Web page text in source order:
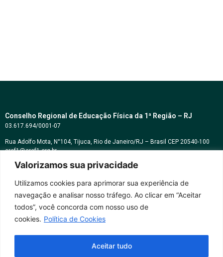
Valorizamos sua privacidade
Utilizamos cookies para aprimorar sua experiência de
navegação e analisar nosso tráfego. Ao clicar em “Aceitar
todos”, você concorda com nosso uso de
cookies. Política de Cookies
Aceitar tudo
Conselho Regional de Educação Física da 1ª Região – RJ
03.617.694/0001-07
Rua Adolfo Mota, N°104, Tijuca, Rio de Janeiro/RJ – Brasil CEP 20540-100
cref1@cref1.org.br
Assessoria de comunicação:
Horários de atendimento:
Whatsapp: (21) 2569-2398